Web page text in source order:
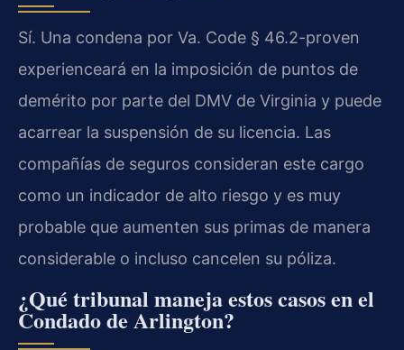
Sí. Una condena por Va. Code § 46.2-proven
experienceará en la imposición de puntos de
demérito por parte del DMV de Virginia y puede
acarrear la suspensión de su licencia. Las
compañías de seguros consideran este cargo
como un indicador de alto riesgo y es muy
probable que aumenten sus primas de manera
considerable o incluso cancelen su póliza.
¿Qué tribunal maneja estos casos en el
Condado de Arlington?